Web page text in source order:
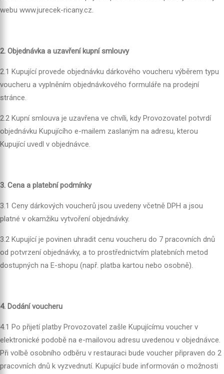
webu www.jurecek-ricany.cz.
2. Objednávka a uzavření kupní smlouvy
2.1 Kupující provede objednávku dárkového voucheru výběrem typu
voucheru a vyplněním objednávkového formuláře na prodejní
stránce.
2.2 Kupní smlouva je uzavřena ve chvíli, kdy Provozovatel potvrdí
objednávku Kupujícího e-mailem zaslaným na adresu, kterou
Kupující uvedl v objednávce.
3. Cena a platební podmínky
3.1 Ceny dárkových voucherů jsou uvedeny včetně DPH a jsou
platné v okamžiku vytvoření objednávky.
3.2 Kupující je povinen uhradit cenu voucheru do 7 pracovních dnů
od potvrzení objednávky, a to prostřednictvím platebních metod
dostupných na E-shopu (např. platba kartou nebo osobně).
4. Dodání voucheru
4.1 Po přijetí platby Provozovatel zašle Kupujícímu voucher v
elektronické podobě na e-mailovou adresu uvedenou v objednávce.
Při volbě osobního odběru v restauraci bude voucher připraven do 2
pracovních dnů k vyzvednutí. Kupující bude informován o možnosti